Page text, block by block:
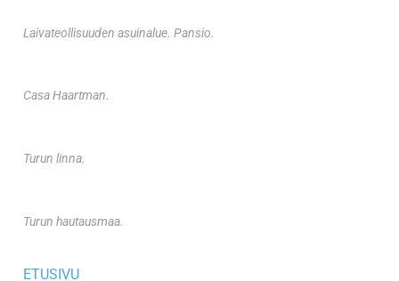
Laivateollisuuden asuinalue. Pansio.
Casa Haartman.
Turun linna.
Turun hautausmaa.
ETUSIVU